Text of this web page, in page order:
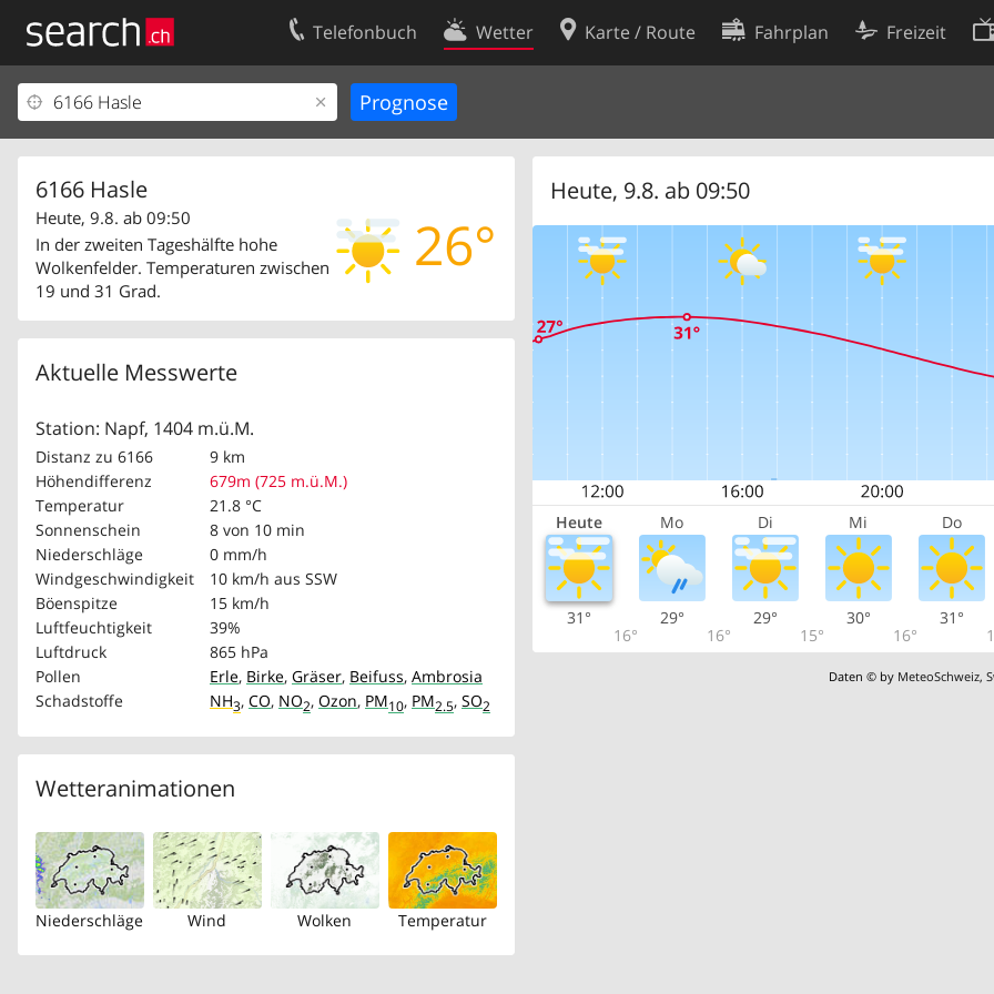
Telefonbuch Wetter Karte / Route Fahrplan Freizeit
6166 Hasle
26°
Heute, 9.8. ab 09:50
In der zweiten Tageshälfte hohe
Wolkenfelder. Temperaturen zwischen
19 und 31 Grad.
Aktuelle Messwerte
Station: Napf, 1404 m.ü.M.
Distanz zu 6166
9 km
Höhendifferenz
679m (725 m.ü.M.)
Temperatur
21.8 °C
Sonnenschein
8 von 10 min
Niederschläge
0 mm/h
Windgeschwindigkeit
10 km/h aus SSW
Böenspitze
15 km/h
Luftfeuchtigkeit
39%
Luftdruck
865 hPa
Pollen
Erle, Birke, Gräser, Beifuss, Ambrosia
Schadstoffe
NH3, CO, NO2, Ozon, PM10, PM2.5, SO2
Wetteranimationen
Niederschläge Wind Wolken Temperatur
Heute, 9.8. ab 09:50
Heute Mo Di Mi Do
31°
16°
29°
16°
29°
15°
30°
16°
31°
Daten © by MeteoSchweiz,
Ihr Eintrag
Kundencenter Geschäftskunden
Kontakt
Nutzungsbedingungen
Cookie-Einstellungen